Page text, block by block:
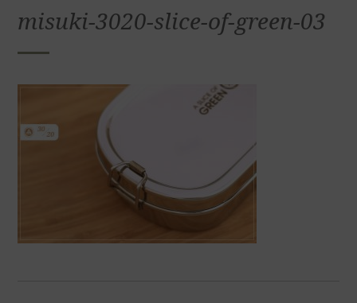
misuki-3020-slice-of-green-03